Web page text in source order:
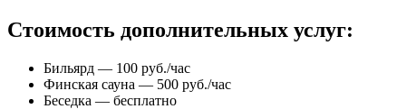
Стоимость дополнительных услуг:
Бильярд — 100 руб./час
Финская сауна — 500 руб./час
Беседка — бесплатно